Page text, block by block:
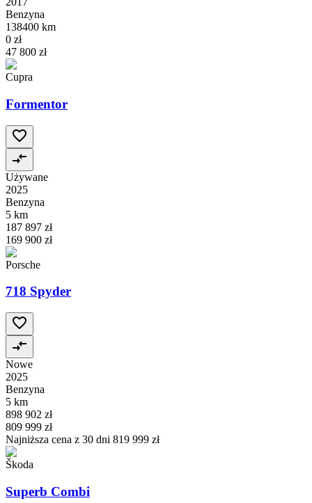
Benzyna
138400 km
0 zł
47 800 zł
Cupra
Formentor
Używane
2025
Benzyna
5 km
187 897 zł
169 900 zł
Porsche
718 Spyder
Nowe
2025
Benzyna
5 km
898 902 zł
809 999 zł
Najniższa cena z 30 dni 819 999 zł
Škoda
Superb Combi